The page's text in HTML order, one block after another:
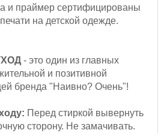
и праймер сертифицированы
на детской одежде.
- это один из главных
и позитивной
бренда "Наивно? Очень"!
Перед стиркой вывернуть
сторону. Не замачивать.